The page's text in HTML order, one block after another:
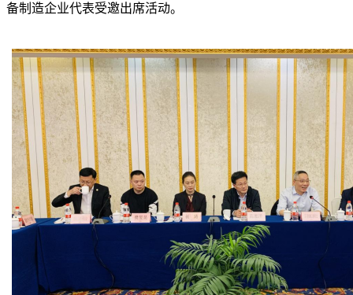
备制造企业代表受邀出席活动。